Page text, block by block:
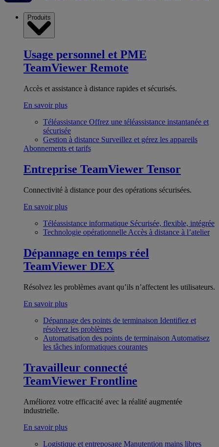
Produits
Usage personnel et PME
TeamViewer Remote
Accès et assistance à distance rapides et sécurisés.
En savoir plus
Téléassistance Offrez une téléassistance instantanée et
sécurisée
Gestion à distance Surveillez et gérez les appareils
Abonnements et tarifs
Entreprise TeamViewer Tensor
Connectivité à distance pour des opérations sécurisées.
En savoir plus
Téléassistance informatique Sécurisée, flexible, intégrée
Technologie opérationnelle Accès à distance à l’atelier
Dépannage en temps réel
TeamViewer DEX
Résolvez les problèmes avant qu’ils n’affectent les utilisateurs.
En savoir plus
Dépannage des points de terminaison Identifiez et
résolvez les problèmes
Automatisation des points de terminaison Automatisez
les tâches informatiques courantes
Travailleur connecté
TeamViewer Frontline
Améliorez votre efficacité avec la réalité augmentée
industrielle.
En savoir plus
Logistique et entreposage Manutention mains libres